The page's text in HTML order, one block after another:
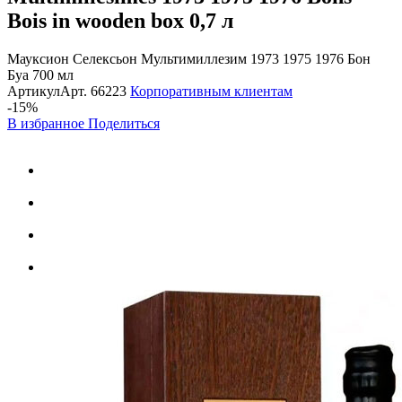
Bois in wooden box 0,7 л
Мауксион Селексьон Мультимиллезим 1973 1975 1976 Бон
Буа 700 мл
АртикулАрт. 66223 Корпоративным клиентам
-15%
В избранное Поделиться